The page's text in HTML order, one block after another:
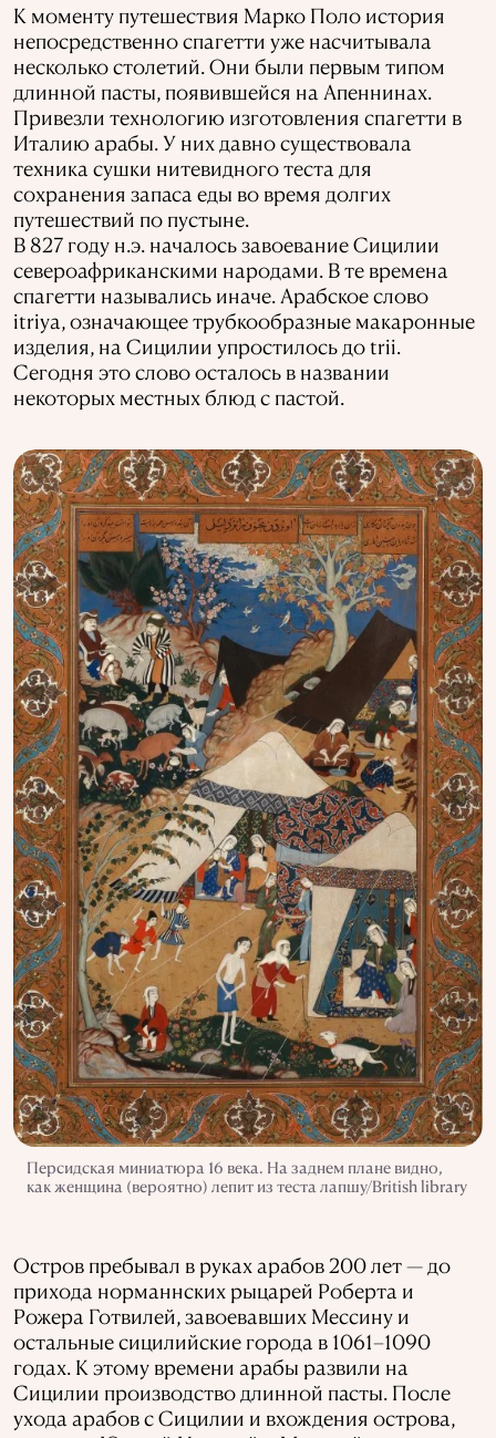
К моменту путешествия Марко Поло история
непосредственно спагетти уже насчитывала
несколько столетий. Они были первым типом
длинной пасты, появившейся на Апеннинах.
Привезли технологию изготовления спагетти в
Италию арабы. У них давно существовала
техника сушки нитевидного теста для
сохранения запаса еды во время долгих
путешествий по пустыне.
В 827 году н.э. началось завоевание Сицилии
североафриканскими народами. В те времена
спагетти назывались иначе. Арабское слово
itriya, означающее трубкообразные макаронные
изделия, на Сицилии упростилось до trii.
Сегодня это слово осталось в названии
некоторых местных блюд с пастой.
Персидская миниатюра 16 века. На заднем плане видно,
как женщина (вероятно) лепит из теста лапшу/British library
Остров пребывал в руках арабов 200 лет — до
прихода норманнских рыцарей Роберта и
Рожера Готвилей, завоевавших Мессину и
остальные сицилийские города в 1061–1090
годах. К этому времени арабы развили на
Сицилии производство длинной пасты. После
ухода арабов с Сицилии и вхождения острова,